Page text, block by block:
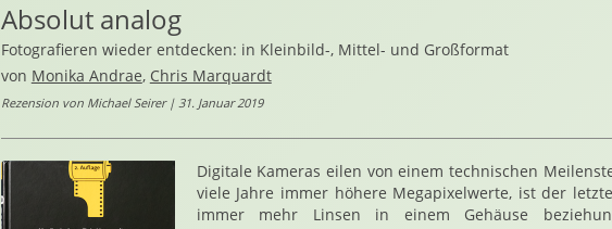
Absolut analog
Fotografieren wieder entdecken: in Kleinbild-, Mittel- und Großformat
von Monika Andrae, Chris Marquardt
Rezension von Michael Seirer | 31. Januar 2019
Digitale Kameras eilen von einem technischen
viele Jahre immer höhere Megapixelwerte, ist der
immer mehr Linsen in einem Gehäuse